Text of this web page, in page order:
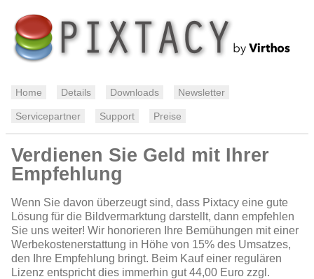
Home Details Downloads Newsletter
Servicepartner Support Preise
Verdienen Sie Geld mit Ihrer
Empfehlung
Wenn Sie davon überzeugt sind, dass Pixtacy eine gute
Lösung für die Bildvermarktung darstellt, dann empfehlen
Sie uns weiter! Wir honorieren Ihre Bemühungen mit einer
Werbekostenerstattung in Höhe von 15% des Umsatzes,
den Ihre Empfehlung bringt. Beim Kauf einer regulären
Lizenz entspricht dies immerhin gut 44,00 Euro zzgl.